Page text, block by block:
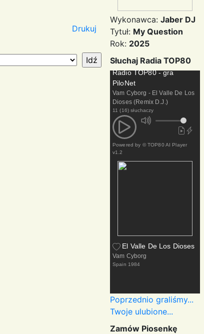
Drukuj
Wykonawca: Jaber DJ
Tytuł: My Question
Rok: 2025
Słuchaj Radia TOP80
Radio TOP80 - gra
PiloNet
Vam Cyborg - El Valle De Los
Dioses (Remix D.J.)
11 (16) słuchaczy
Powered by © TOP80 AI Player
v1.2
El Valle De Los Dioses
Vam Cyborg
Spain 1984
Poprzednio graliśmy...
Twoje ulubione...
Zamów Piosenkę